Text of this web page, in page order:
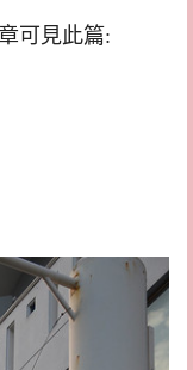
可見此篇: